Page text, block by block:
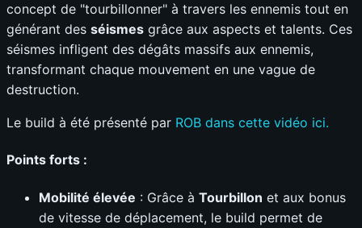
concept de "tourbillonner" à travers les ennemis tout en
générant des séismes grâce aux aspects et talents. Ces
séismes infligent des dégâts massifs aux ennemis,
transformant chaque mouvement en une vague de
destruction.
Le build à été présenté par ROB dans cette vidéo ici.
Points forts :
Mobilité élevée : Grâce à Tourbillon et aux bonus
de vitesse de déplacement, le build permet de